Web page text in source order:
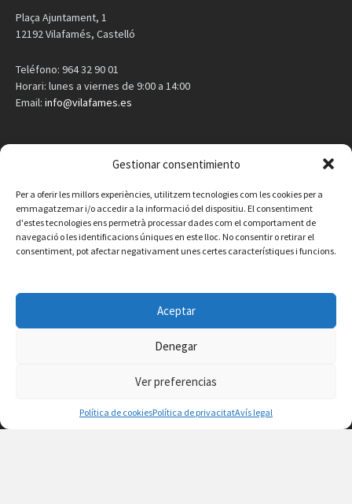
Gestionar consentimiento
Per a oferir les millors experiències, utilitzem tecnologies com les cookies per a
emmagatzemar i/o accedir a la informació del dispositiu. El consentiment
d'estes tecnologies ens permetrà processar dades com el comportament de
navegació o les identificacions úniques en este lloc. No consentir o retirar el
consentiment, pot afectar negativament unes certes característiques i funcions.
Aceptar
Denegar
Ver preferencias
Política de cookiesPolítica de privacitatAvís legal
Plaça Ajuntament, 1
12192 Vilafamés, Castelló
Teléfono: 964 32 90 01
Horari: lunes a viernes de 9:00 a 14:00
Email: info@vilafames.es
Vilafamés al día
Consulta la agenda de Vilafamésaquí